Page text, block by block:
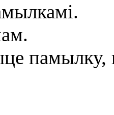
памылку,